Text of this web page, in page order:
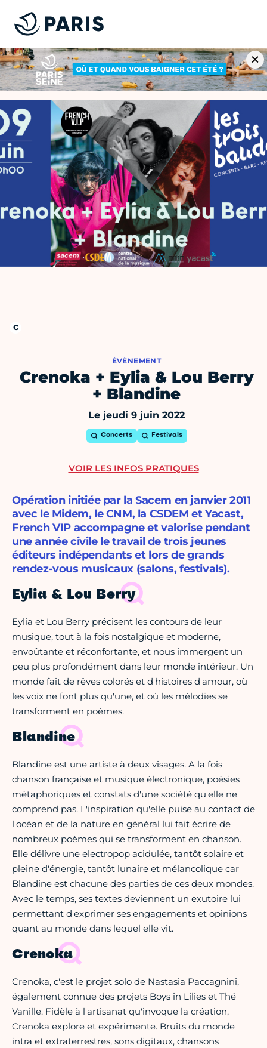
ÉVÈNEMENT
Crenoka + Eylia & Lou Berry
+ Blandine
Le jeudi 9 juin 2022
Concerts Festivals
Opération initiée par la Sacem en janvier 2011
avec le Midem, le CNM, la CSDEM et Yacast,
French VIP accompagne et valorise pendant
une année civile le travail de trois jeunes
éditeurs indépendants et lors de grands
rendez-vous musicaux (salons, festivals).
Eylia & Lou Berry
Eylia et Lou Berry précisent les contours de leur
musique, tout à la fois nostalgique et moderne,
envoûtante et réconfortante, et nous immergent un
peu plus profondément dans leur monde intérieur. Un
monde fait de rêves colorés et d'histoires d'amour, où
les voix ne font plus qu'une, et où les mélodies se
transforment en poèmes.
Blandine
Blandine est une artiste à deux visages. A la fois
chanson française et musique électronique, poésies
métaphoriques et constats d'une société qu'elle ne
comprend pas. L'inspiration qu'elle puise au contact de
l'océan et de la nature en général lui fait écrire de
nombreux poèmes qui se transforment en chanson.
Elle délivre une electropop acidulée, tantôt solaire et
pleine d'énergie, tantôt lunaire et mélancolique car
Blandine est chacune des parties de ces deux mondes.
Avec le temps, ses textes deviennent un exutoire lui
permettant d'exprimer ses engagements et opinions
quant au monde dans lequel elle vit.
Crenoka
Crenoka, c'est le projet solo de Nastasia Paccagnini,
également connue des projets Boys in Lilies et Thé
Vanille. Fidèle à l'artisanat qu'invoque la création,
Crenoka explore et expérimente. Bruits du monde
intra et extraterrestres, sons digitaux, chansons
VOIR LES INFOS PRATIQUES